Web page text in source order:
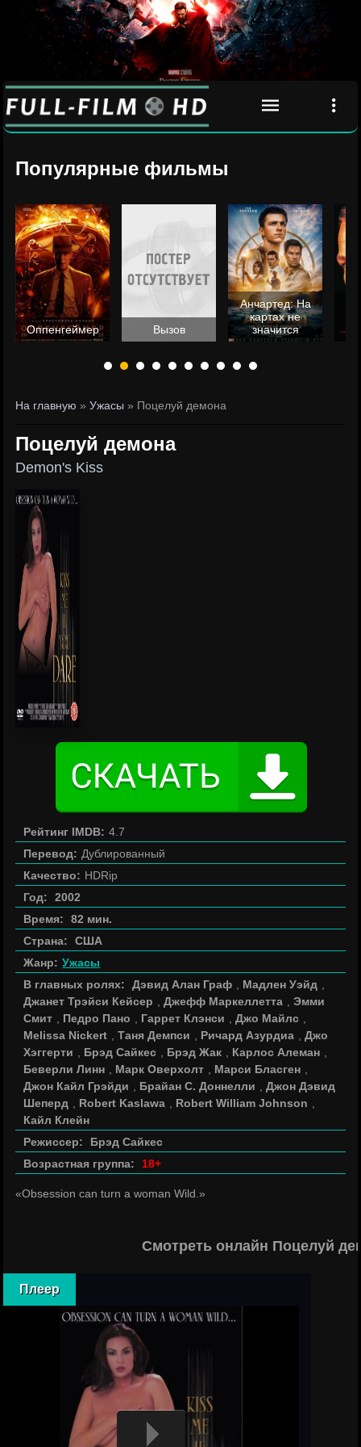
Популярные фильмы
Оппенгеймер Вызов
Анчартед: На
картах не
значится
На главную »Ужасы » Поцелуй демона
Поцелуй демона
Demon's Kiss
Рейтинг IMDB: 4.7
Перевод: Дублированный
Качество: HDRip
Год:
2002
Время:
82 мин.
Страна:
США
Жанр: Ужасы
В главных ролях:
Дэвид Алан Граф Мадлен Уэйд
Джанет Трэйси Кейсер
,Джефф Маркеллетта ,Эмми
Смит
Педро Пано Гаррет Клэнси ,Джо Майлс
Melissa Nickert
,Таня Демпси Ричард Азурдиа ,Джо
Хэггерти
Брэд Сайкес Брэд Жак Карлос Алеман
Беверли Линн
Марк Оверхолт Марси Бласген
Джон Кайл Грэйди
Брайан С. Доннелли ,Джон Дэвид
Шеперд
Robert Kaslawa Robert William Johnson
Кайл Клейн
Режиссер:
Брэд Сайкес
Возрастная группа:
18+
«Obsession can turn a woman Wild.»
Смотреть онлайн Поцелуй
Плеер